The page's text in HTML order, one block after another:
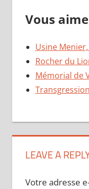
Vous
Usine
Rocher du
Mémorial de
LEAVE A
Votre adresse